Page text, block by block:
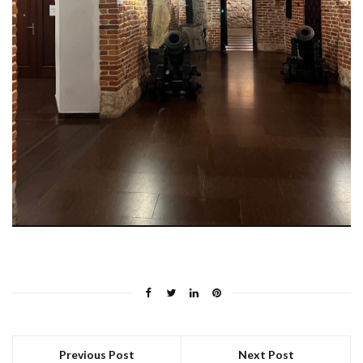
Previous Post Next Post